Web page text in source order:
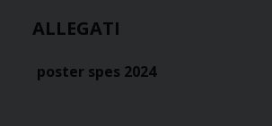
ALLEGATI
poster spes 2024